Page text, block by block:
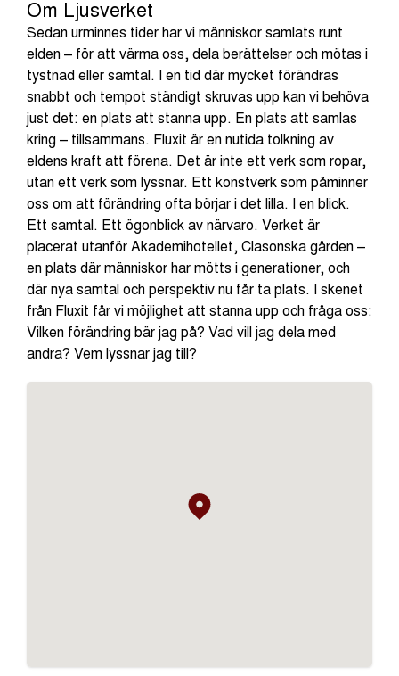
Om Ljusverket
Sedan urminnes tider har vi människor samlats runt
elden – för att värma oss, dela berättelser och mötas i
tystnad eller samtal. I en tid där mycket förändras
snabbt och tempot ständigt skruvas upp kan vi behöva
just det: en plats att stanna upp. En plats att samlas
kring – tillsammans. Fluxit är en nutida tolkning av
eldens kraft att förena. Det är inte ett verk som ropar,
utan ett verk som lyssnar. Ett konstverk som påminner
oss om att förändring ofta börjar i det lilla. I en blick.
Ett samtal. Ett ögonblick av närvaro. Verket är
placerat utanför Akademihotellet, Clasonska gården –
en plats där människor har mötts i generationer, och
där nya samtal och perspektiv nu får ta plats. I skenet
från Fluxit får vi möjlighet att stanna upp och fråga oss:
Vilken förändring bär jag på? Vad vill jag dela med
andra? Vem lyssnar jag till?